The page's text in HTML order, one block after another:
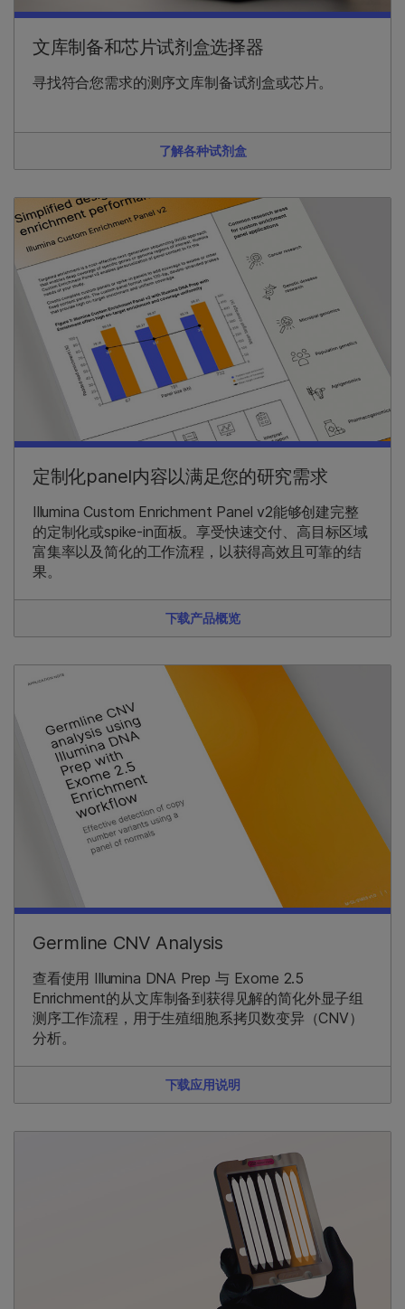
文库制备和芯片试剂盒选择器
寻找符合您需求的测序文库制备试剂盒或芯片。
了解各种试剂盒
定制化panel内容以满足您的研究需求
Illumina Custom Enrichment Panel v2能够创建完整
的定制化或spike-in面板。享受快速交付、高目标区域
富集率以及简化的工作流程，以获得高效且可靠的结
果。
下载产品概览
Germline CNV Analysis
查看使用 Illumina DNA Prep 与 Exome 2.5
Enrichment的从文库制备到获得见解的简化外显子组
测序工作流程，用于生殖细胞系拷贝数变异（CNV）
分析。
下载应用说明